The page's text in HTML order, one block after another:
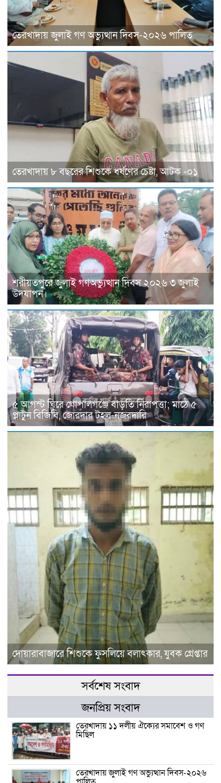
তেরখাদায় জুলাই গণ অভ্যুত্থান দিবস-২০২৬ পালিত
তেরখাদায় ৮ বছরের শিশুকে ধর্ষণের চেষ্টা, আটক -০১
শরীয়তপুরে জুলাই গণঅভ্যুত্থান দিবস ২০২৬ ৩ জুলাই
উদযাপন।
৫ আগস্ট ঘিরে গোপালগঞ্জে বাড়তি নিরাপত্তা; মাঠে ৫
প্লাটুন বিজিবি, জোরদার টহল-নজরদারি
দোয়ারাবাজারে শিশুকে ফুসলিয়ে বলাৎকার, যুবক গ্রেপ্তার
সর্বশেষ সংবাদ
জনপ্রিয় সংবাদ
তেরখাদায় ১১ দলীয় ঐক্যের সমাবেশ ও গণ
মিছিল
তেরখাদায় জুলাই গণ অভ্যুত্থান দিবস-২০২৬